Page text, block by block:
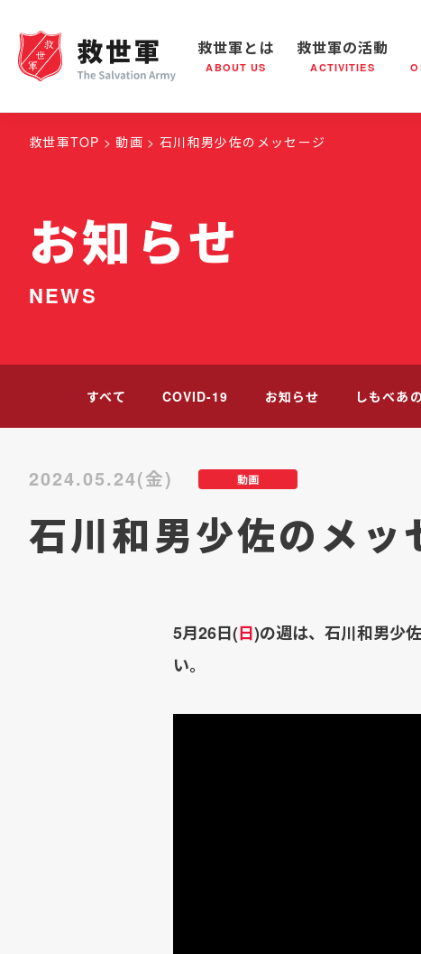
救世軍とは
ABOUT US
救世軍とは 世界が抱えている社会問題 救世軍
救世軍の活動
ACTIVITIES
救世軍の活動 社会鍋
組織概要
救世軍TOP 動画 石川和男少佐のメッセージ
お知らせ
NEWS
すべて COVID-19 お知らせ しもべあ
動画
2024.05.24(金)
石川和男少佐のメッ
5月26日(日)の週は、石川和男少
い。